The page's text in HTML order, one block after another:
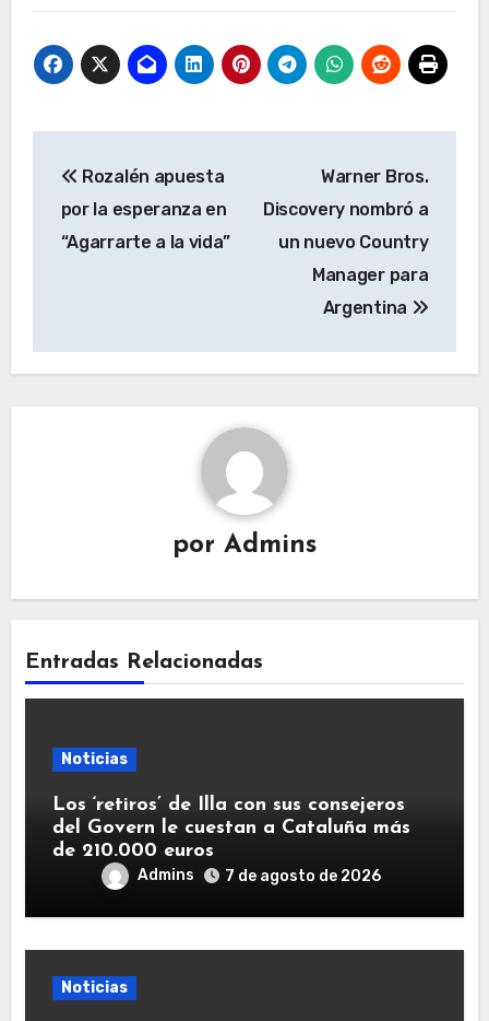
de
entradas
Rozalén apuesta
por la esperanza en
“Agarrarte a la vida”
Warner Bros.
Discovery nombró a
un nuevo Country
Manager para
Argentina
por Admins
Entradas Relacionadas
Noticias
Los ‘retiros’ de Illa con sus consejeros
del Govern le cuestan a Cataluña más
de 210.000 euros
Admins 7 de agosto de 2026
Noticias